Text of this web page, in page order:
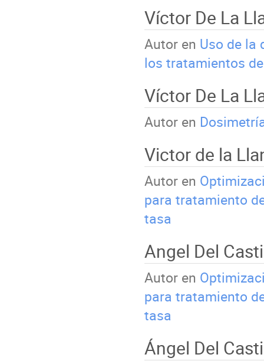
Víctor De La
Autor en Uso de la
los tratamientos
Víctor De La
Autor en
Victor de la
Autor en
para tratamiento
tasa
Angel Del
Autor en
para tratamiento
tasa
Ángel Del